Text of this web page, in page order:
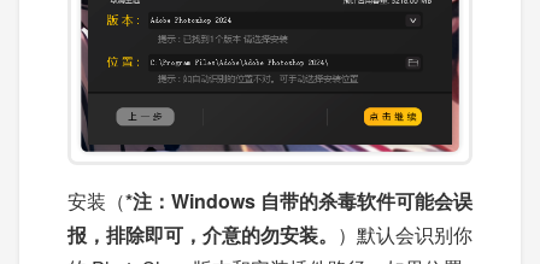
安装（*注：Windows 自带的杀毒软件可能会误
报，排除即可，介意的勿安装。 ）默认会识别你